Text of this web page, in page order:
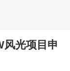
风光项目申